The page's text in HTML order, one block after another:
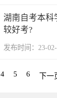
湖南自考本科
较好考?
发布时间：23-
4 5 6 下一